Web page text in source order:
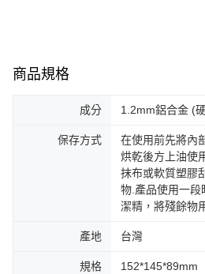
商品規格
成分 1.2mm鋁合金 (
保存方式
在使用前先將內
烘乾後方上油使
抹布或軟質塑膠
物.產品使用一段
潔精，將殘餘物
產地 台灣
規格 152*145*89mm